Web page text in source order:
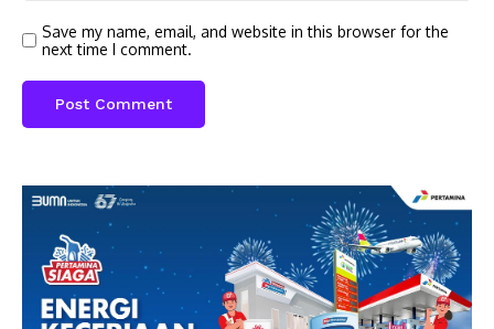
Save my name, email, and website in this browser for the
next time I comment.